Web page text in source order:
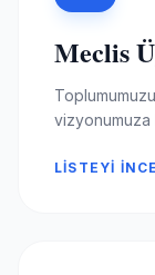
Meclis
vizyonumuza
LISTEYI